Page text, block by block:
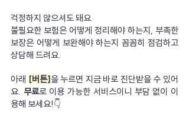
걱정하지 않으셔도 돼요.
불필요한 보험은 어떻게 정리해야 하는지, 부족한
보장은 어떻게 보완해야 하는지 꼼꼼히 점검하고
상담해 드려요.
아래 [버튼]을 누르면 지금 바로 진단받을 수 있어
요. 무료로 이용 가능한 서비스이니 부담 없이 이
용해 보세요!👇